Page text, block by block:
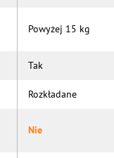
Powyżej 15 kg
Tak
Rozkładane
Nie